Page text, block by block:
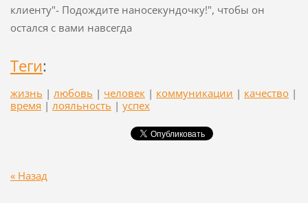
клиенту"- Подождите наносекундочку!", чтобы он
остался с вами навсегда
Теги:
жизнь | любовь | человек | коммуникации | качество |
время | лояльность | успех
« Назад